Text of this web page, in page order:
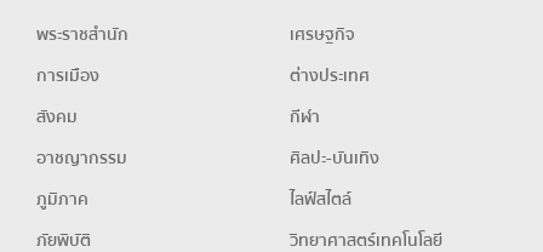
พระราชสำนัก
การเมือง
สังคม
อาชญากรรม
ภูมิภาค
ภัยพิบัติ
เศรษฐกิจ
ต่างประเทศ
กีฬา
ศิลปะ-บันเทิง
ไลฟ์สไตล์
วิทยาศาสตร์เทคโนโลยี